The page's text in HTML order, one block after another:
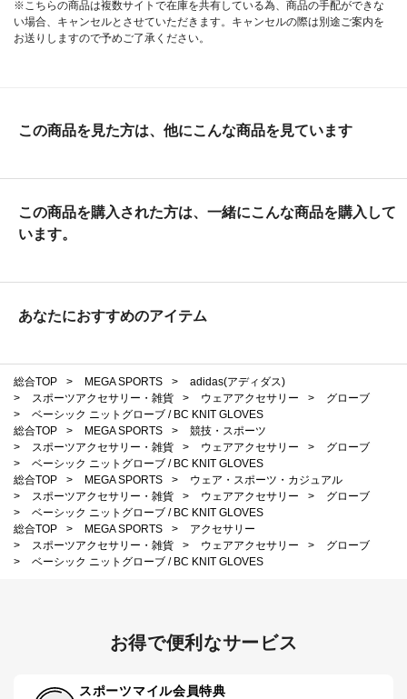
※こちらの商品は複数サイトで在庫を共有している為、商品の手配ができな
い場合、キャンセルとさせていただきます。キャンセルの際は別途ご案内を
お送りしますので予めご了承ください。
この商品を見た方は、他にこんな商品を見ています
この商品を購入された方は、一緒にこんな商品を購入して
います。
あなたにおすすめのアイテム
総合TOP > MEGA SPORTS >
adidas(アディダス)
>
スポーツアクセサリー・雑貨 > ウェアアクセサリー >
グローブ
>
ベーシック ニットグローブ / BC KNIT GLOVES
総合TOP
> MEGA SPORTS >
競技・スポーツ
>
スポーツアクセサリー・雑貨 > ウェアアクセサリー >
グローブ
>
ベーシック ニットグローブ / BC KNIT GLOVES
総合TOP
> MEGA SPORTS >
ウェア・スポーツ・カジュアル
>
スポーツアクセサリー・雑貨 > ウェアアクセサリー >
グローブ
>
ベーシック ニットグローブ / BC KNIT GLOVES
総合TOP
> MEGA SPORTS >
アクセサリー
>
スポーツアクセサリー・雑貨 > ウェアアクセサリー >
グローブ
>
ベーシック ニットグローブ / BC KNIT GLOVES
お得で便利なサービス
スポーツマイル会員特典